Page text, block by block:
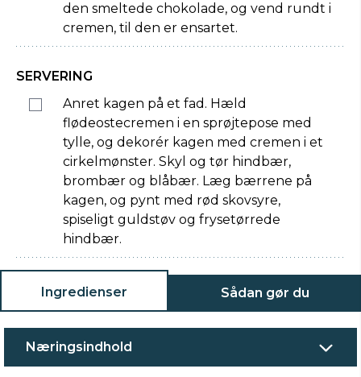
den smeltede chokolade, og vend rundt i
cremen, til den er ensartet.
SERVERING
Anret kagen på et fad. Hæld
flødeostecremen i en sprøjtepose med
tylle, og dekorér kagen med cremen i et
cirkelmønster. Skyl og tør hindbær,
brombær og blåbær. Læg bærrene på
kagen, og pynt med rød skovsyre,
spiseligt guldstøv og frysetørrede
hindbær.
Ingredienser Sådan gør du
Næringsindhold